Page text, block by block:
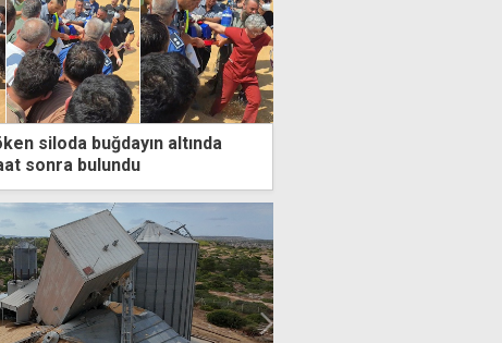
siloda buğdayın altında
sonra bulundu